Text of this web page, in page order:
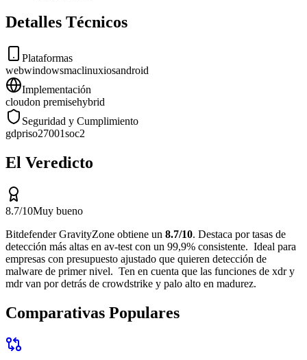
Detalles Técnicos
Plataformas
webwindowsmaclinuxiosandroid
Implementación
cloudon premisehybrid
Seguridad y Cumplimiento
gdpriso27001soc2
El Veredicto
8.7/10Muy bueno
Bitdefender GravityZone obtiene un 8.7/10. Destaca portasas de
detección más altas en av-test con un 99,9% consistente. Ideal para
empresas con presupuesto ajustado que quieren detección de
malware de primer nivel. Ten en cuenta que las funciones de xdr y
mdr van por detrás de crowdstrike y palo alto en madurez.
Comparativas Populares